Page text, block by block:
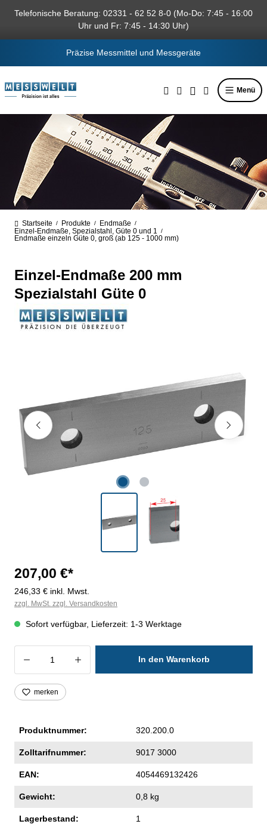
springen
Telefonische Beratung: 02331 - 62 52 8-0 (Mo-Do: 7:45 - 16:00
Uhr und Fr: 7:45 - 14:30 Uhr)
Präzise Messmittel und Messgeräte
Menü
Startseite / Produkte / Endmaße /
Einzel-Endmaße, Spezialstahl, Güte 0 und 1 /
Endmaße einzeln Güte 0, groß (ab 125 - 1000 mm)
Einzel-Endmaße 200 mm
Spezialstahl Güte 0
207,00 €*
246,33 € inkl. Mwst.
zzgl. MwSt. zzgl. Versandkosten
Sofort verfügbar, Lieferzeit: 1-3 Werktage
Produkt Anzahl: Gib den gewünschten
In den Warenkorb
merken
Produktnummer: 320.200.0
Zolltarifnummer: 9017 3000
EAN: 4054469132426
Gewicht: 0,8 kg
Lagerbestand: 1